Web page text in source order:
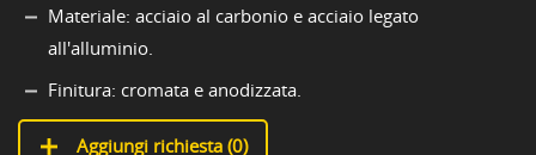
Materiale: acciaio al carbonio e acciaio legato
all'alluminio.
Finitura: cromata e anodizzata.
Aggiungi richiesta (0)